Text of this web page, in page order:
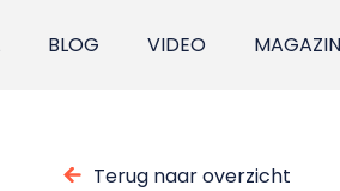
BLOG VIDEO
Terug naar overzicht